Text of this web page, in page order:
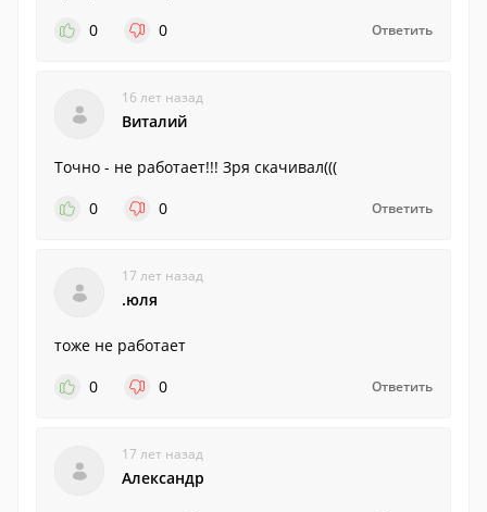
0
0 Ответить
16 лет назад
Виталий
Точно - не работает!!! Зря скачивал(((
0
0 Ответить
17 лет назад
.юля
тоже не работает
0
0 Ответить
17 лет назад
Александр